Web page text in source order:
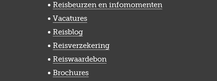
Reisbeurzen en infomomenten
Vacatures
Reisblog
Reisverzekering
Reiswaardebon
Brochures